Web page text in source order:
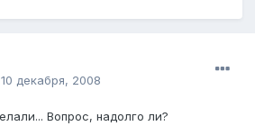
10 декабря, 2008
Вопрос, надолго ли?